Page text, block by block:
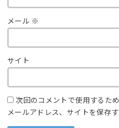
メール ※
サイト
次回のコメントで使用するた
メールアドレス、サイトを保存す